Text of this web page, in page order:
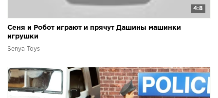
4:8
Сеня и Робот играют и прячут Дашины машинки
игрушки
Senya Toys